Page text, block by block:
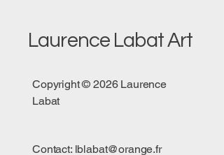
Laurence Labat Art
Copyright © 2026 Laurence
Labat
Contact: lblabat@orange.fr